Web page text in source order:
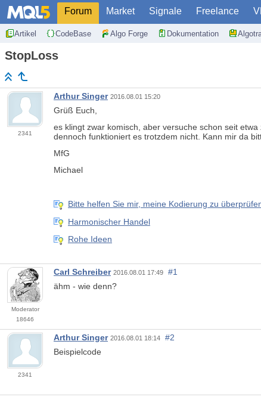
Forum Market Signale Freelance
Artikel CodeBase Algo Forge Dokumentation
StopLoss
2341
Arthur Singer 2016.08.01 15:20
Grüß Euch,
es klingt zwar komisch, aber versuche schon seit
dennoch funktioniert es trotzdem nicht. Kann mir da
MfG
Michael
Bitte helfen Sie mir, meine Kodierung zu
Harmonischer Handel
Rohe Ideen
Moderator
18646
Carl Schreiber 2016.08.01 17:49
#1
ähm - wie denn?
2341
Arthur Singer 2016.08.01 18:14
#2
Beispielcode